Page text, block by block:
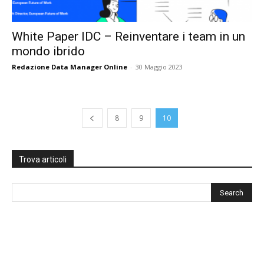
White Paper IDC – Reinventare i team in un
mondo ibrido
Redazione Data Manager Online - 30 Maggio 2023
8 9 10
Trova articoli